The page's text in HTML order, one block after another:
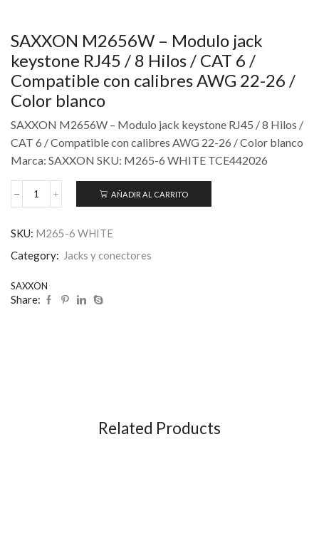
SAXXON M2656W – Modulo jack
keystone RJ45 / 8 Hilos / CAT 6 /
Compatible con calibres AWG 22-26 /
Color blanco
SAXXON M2656W – Modulo jack keystone RJ45 / 8 Hilos /
CAT 6 / Compatible con calibres AWG 22-26 / Color blanco
Marca: SAXXON SKU: M265-6 WHITE TCE442026
AÑADIR AL CARRITO
SKU: M265-6 WHITE
Category: Jacks y conectores
SAXXON
Share:
Related Products